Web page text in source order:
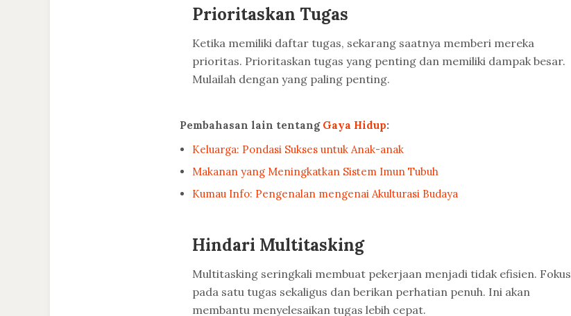
Prioritaskan Tugas
Ketika memiliki daftar tugas, sekarang saatnya memberi mereka
prioritas. Prioritaskan tugas yang penting dan memiliki dampak besar.
Mulailah dengan yang paling penting.
Pembahasan lain tentang Gaya Hidup:
Keluarga: Pondasi Sukses untuk Anak-anak
Makanan yang Meningkatkan Sistem Imun Tubuh
Kumau Info: Pengenalan mengenai Akulturasi Budaya
Hindari Multitasking
Multitasking seringkali membuat pekerjaan menjadi tidak efisien. Fokus
pada satu tugas sekaligus dan berikan perhatian penuh. Ini akan
membantu menyelesaikan tugas lebih cepat.